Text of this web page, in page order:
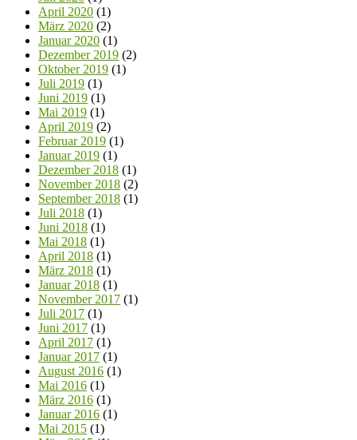
April 2020 (1)
März 2020 (2)
Januar 2020 (1)
Dezember 2019 (2)
Oktober 2019 (1)
Juli 2019 (1)
Juni 2019 (1)
Mai 2019 (1)
April 2019 (2)
Februar 2019 (1)
Januar 2019 (1)
Dezember 2018 (1)
November 2018 (2)
September 2018 (1)
Juli 2018 (1)
Juni 2018 (1)
Mai 2018 (1)
April 2018 (1)
März 2018 (1)
Januar 2018 (1)
November 2017 (1)
Juli 2017 (1)
Juni 2017 (1)
April 2017 (1)
Januar 2017 (1)
August 2016 (1)
Mai 2016 (1)
März 2016 (1)
Januar 2016 (1)
Mai 2015 (1)